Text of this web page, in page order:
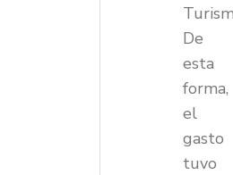
De
esta
forma,
el
gasto
tuvo